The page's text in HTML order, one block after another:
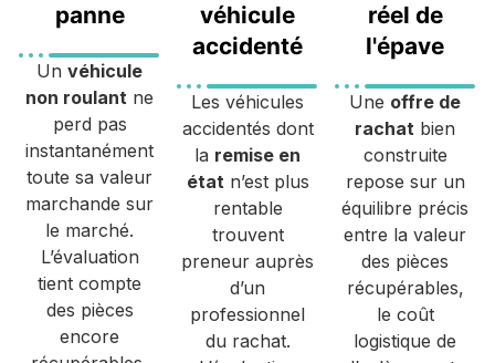
panne
Unvéhicule
non roulant ne
perd pas
instantanément
toute sa valeur
marchande sur
le marché.
L’évaluation
tient compte
des pièces
encore
véhicule
accidenté
Les véhicules
accidentés dont
la remise en
étatn’est plus
rentable
trouvent
preneur auprès
d’un
professionnel
du rachat.
réel de
l'épave
Une offre de
rachat bien
construite
repose sur un
équilibre précis
entre la valeur
des pièces
récupérables,
le coût
logistique de